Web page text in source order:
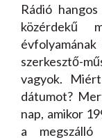
Rádió
közérdekű
évfolyamának
szerkesztő-
vagyok.
dátumot?
nap, amikor
a